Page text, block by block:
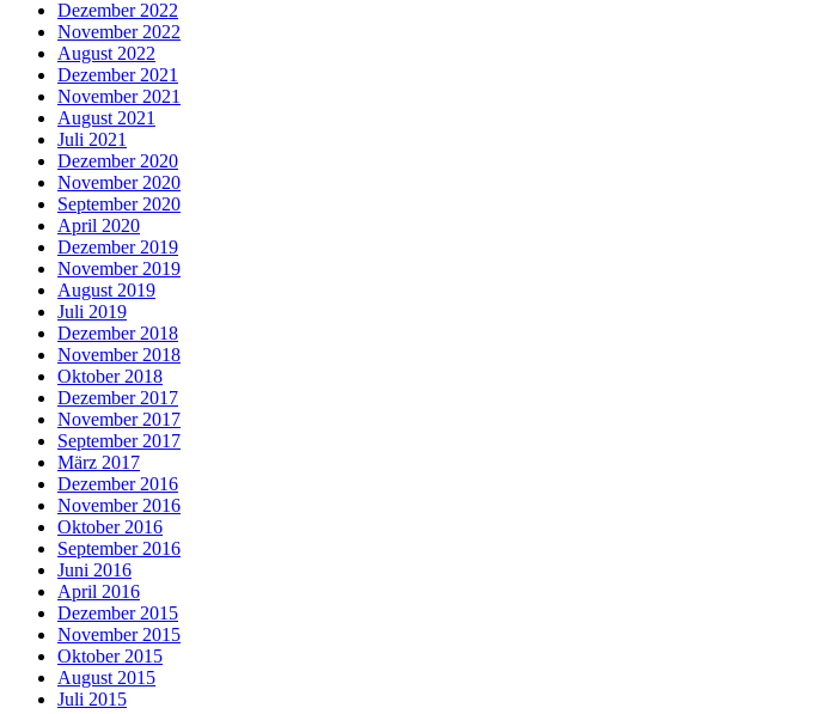
Dezember 2022
November 2022
August 2022
Dezember 2021
November 2021
August 2021
Juli 2021
Dezember 2020
November 2020
September 2020
April 2020
Dezember 2019
November 2019
August 2019
Juli 2019
Dezember 2018
November 2018
Oktober 2018
Dezember 2017
November 2017
September 2017
März 2017
Dezember 2016
November 2016
Oktober 2016
September 2016
Juni 2016
April 2016
Dezember 2015
November 2015
Oktober 2015
August 2015
Juli 2015